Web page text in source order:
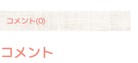
コメント(0)
コメント